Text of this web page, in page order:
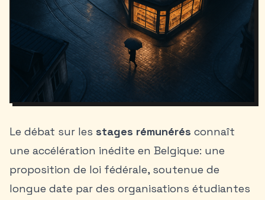
Le débat sur les stages rémunérés connaît
une accélération inédite en Belgique: une
proposition de loi fédérale, soutenue de
longue date par des organisations étudiantes